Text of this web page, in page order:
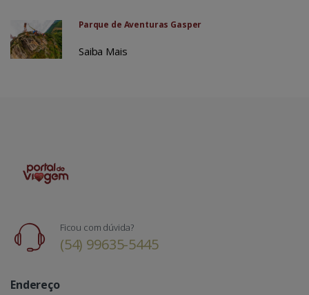
Parque de Aventuras Gasper
Saiba Mais
Ficou com dúvida?
(54) 99635-5445
Endereço